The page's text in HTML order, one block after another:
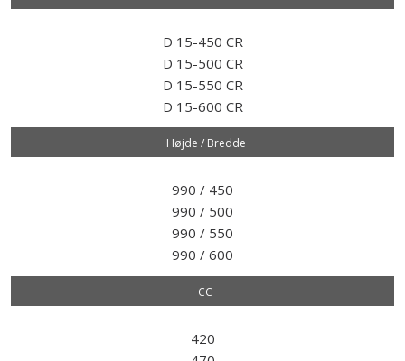
D 15-450 CR
D 15-500 CR
D 15-550 CR
D 15-600 CR
Højde / Bredde
990 / 450
990 / 500
990 / 550
990 / 600
CC
420